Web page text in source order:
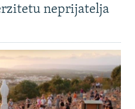
neprijatelja